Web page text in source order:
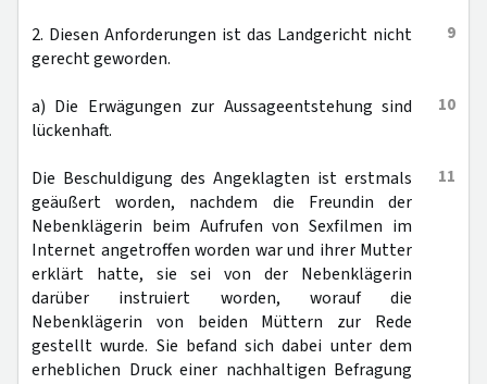
9
2. Diesen Anforderungen ist das Landgericht nicht
gerecht geworden.
10
a) Die Erwägungen zur Aussageentstehung sind
lückenhaft.
11
Die Beschuldigung des Angeklagten ist erstmals
geäußert worden, nachdem die Freundin der
Nebenklägerin beim Aufrufen von Sexfilmen im
Internet angetroffen worden war und ihrer Mutter
erklärt hatte, sie sei von der Nebenklägerin
darüber instruiert worden, worauf die
Nebenklägerin von beiden Müttern zur Rede
gestellt wurde. Sie befand sich dabei unter dem
erheblichen Druck einer nachhaltigen Befragung